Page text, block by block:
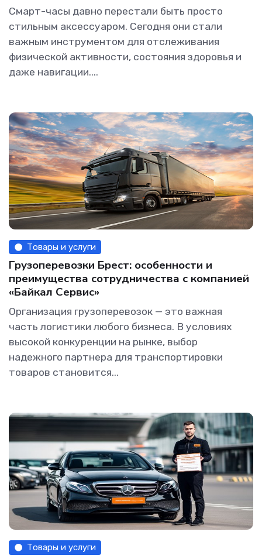
Смарт-часы давно перестали быть просто
стильным аксессуаром. Сегодня они стали
важным инструментом для отслеживания
физической активности, состояния здоровья и
даже навигации....
Товары и услуги
Грузоперевозки Брест: особенности и
преимущества сотрудничества с компанией
«Байкал Сервис»
Организация грузоперевозок — это важная
часть логистики любого бизнеса. В условиях
высокой конкуренции на рынке, выбор
надежного партнера для транспортировки
товаров становится...
Товары и услуги